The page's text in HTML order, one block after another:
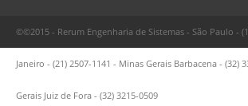
©©2015 - Rerum Engenharia de Sistemas - São Paulo -
Janeiro - (21) 2507-1141 - Minas Gerais Barbacena - (32)
Gerais Juiz de Fora - (32) 3215-0509